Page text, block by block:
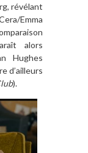
révélant
Emma
alors
Hughes
d’ailleurs
).